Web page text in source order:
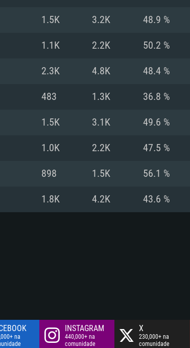
Resolução
superior
Memória:
Placa
Nvidia
(Intel Xeon
Metal.
Memória:
Placa
suporte
Network:
Disco: 60,2
drivers mais
equivalentes
mínima
recentes
AMD
Vulkan.
Network:
Disco: 60,2
1.5K 3.2K 48.9 %
1.1K 2.2K 50.2 %
2.3K 4.8K 48.4 %
483 1.3K 36.8 %
1.5K 3.1K 49.6 %
1.0K 2.2K 47.5 %
898 1.5K 56.1 %
1.8K 4.2K 43.6 %
na
INSTAGRAM
440,000+ na
comunidade
X
230,000+ na
comunidade